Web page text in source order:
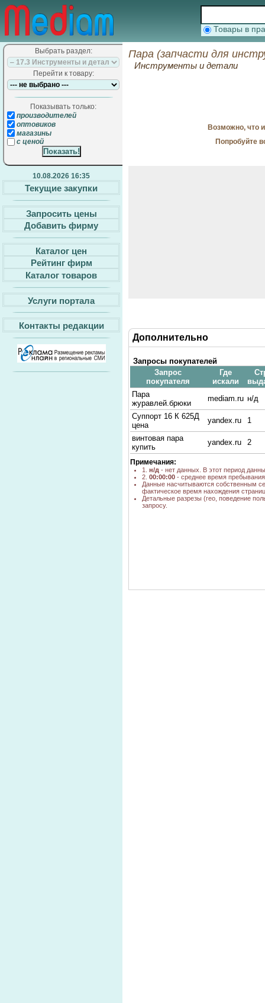
Товары в
Выбрать раздел:
Перейти к товару:
Показывать только:
производителей
оптовиков
магазины
с ценой
10.08.2026 16:35
Текущие закупки
Запросить цены
Добавить фирму
Каталог цен
Рейтинг фирм
Каталог товаров
Услуги портала
Контакты редакции
Пара (запчасти для
Инструменты и детали
Возможно, что
Попробуйте
Дополнительно
Запросы покупателей
Запрос
покупателя
Где
искали
Пара
журавлей.брюки
mediam.ru н/д
Суппорт 16 К 625Д
цена
yandex.ru
1
винтовая пара
купить
yandex.ru 2
Примечания:
1. н/д - нет данных. В этот период
2. 00:00:00 - среднее время
Данные насчитываются собственным
фактическое время нахождения
Детальные разрезы (гео, поведение
запросу.